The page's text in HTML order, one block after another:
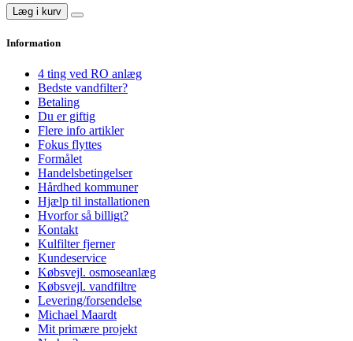
Læg i kurv
Information
4 ting ved RO anlæg
Bedste vandfilter?
Betaling
Du er giftig
Flere info artikler
Fokus flyttes
Formålet
Handelsbetingelser
Hårdhed kommuner
Hjælp til installationen
Hvorfor så billigt?
Kontakt
Kulfilter fjerner
Kundeservice
Købsvejl. osmoseanlæg
Købsvejl. vandfiltre
Levering/forsendelse
Michael Maardt
Mit primære projekt